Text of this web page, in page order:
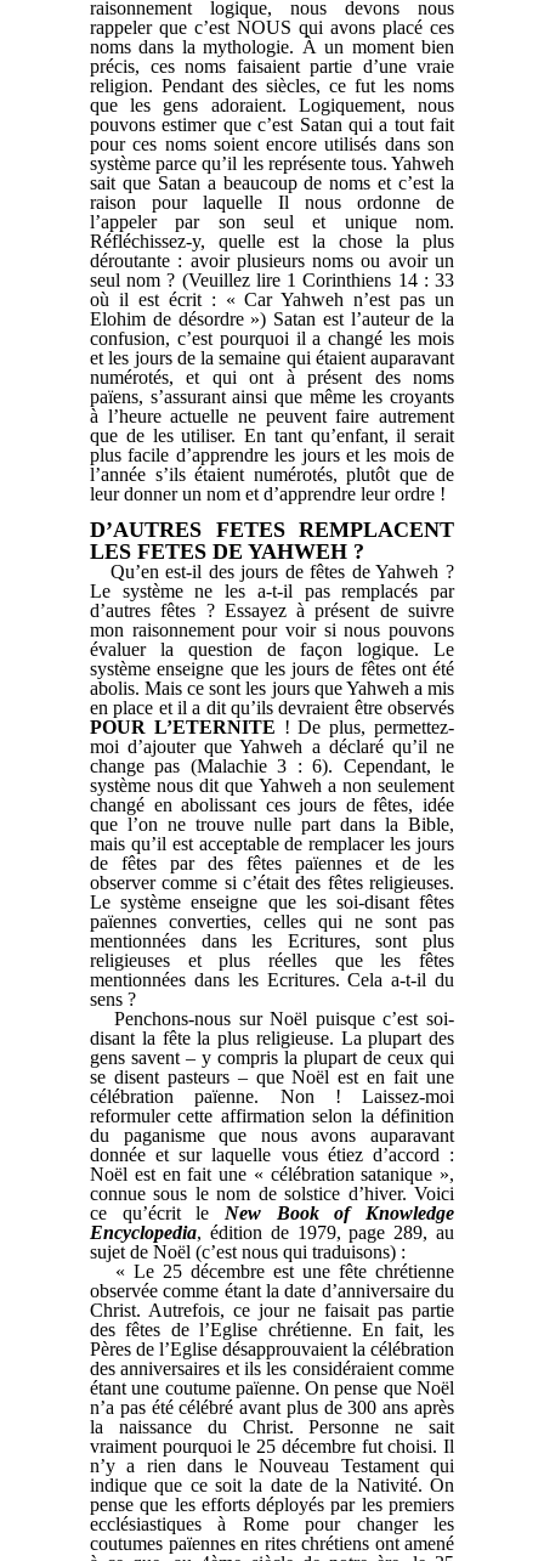
raisonnement logique, nous devons nous
rappeler que c’est NOUS qui avons placé ces
noms dans la mythologie. À un moment bien
précis, ces noms faisaient partie d’une vraie
religion. Pendant des siècles, ce fut les noms
que les gens adoraient. Logiquement, nous
pouvons estimer que c’est Satan qui a tout fait
pour ces noms soient encore utilisés dans son
système parce qu’il les représente tous. Yahweh
sait que Satan a beaucoup de noms et c’est la
raison pour laquelle Il nous ordonne de
l’appeler par son seul et unique nom.
Réfléchissez-y, quelle est la chose la plus
déroutante : avoir plusieurs noms ou avoir un
seul nom ? (Veuillez lire 1 Corinthiens 14 : 33
où il est écrit : « Car Yahweh n’est pas un
Elohim de désordre ») Satan est l’auteur de la
confusion, c’est pourquoi il a changé les mois
et les jours de la semaine qui étaient auparavant
numérotés, et qui ont à présent des noms
païens, s’assurant ainsi que même les croyants
à l’heure actuelle ne peuvent faire autrement
que de les utiliser. En tant qu’enfant, il serait
plus facile d’apprendre les jours et les mois de
l’année s’ils étaient numérotés, plutôt que de
leur donner un nom et d’apprendre leur ordre !
D’AUTRES FETES REMPLACENT
LES FETES DE YAHWEH ?
Qu’en est-il des jours de fêtes de Yahweh ?
Le système ne les a-t-il pas remplacés par
d’autres fêtes ? Essayez à présent de suivre
mon raisonnement pour voir si nous pouvons
évaluer la question de façon logique. Le
système enseigne que les jours de fêtes ont été
abolis. Mais ce sont les jours que Yahweh a mis
en place et il a dit qu’ils devraient être observés
POUR L’ETERNITE ! De plus, permettez-
moi d’ajouter que Yahweh a déclaré qu’il ne
change pas (Malachie 3 : 6). Cependant, le
système nous dit que Yahweh a non seulement
changé en abolissant ces jours de fêtes, idée
que l’on ne trouve nulle part dans la Bible,
mais qu’il est acceptable de remplacer les jours
de fêtes par des fêtes païennes et de les
observer comme si c’était des fêtes religieuses.
Le système enseigne que les soi-disant fêtes
païennes converties, celles qui ne sont pas
mentionnées dans les Ecritures, sont plus
religieuses et plus réelles que les fêtes
mentionnées dans les Ecritures. Cela a-t-il du
sens ?
Penchons-nous sur Noël puisque c’est soi-
disant la fête la plus religieuse. La plupart des
gens savent – y compris la plupart de ceux qui
se disent pasteurs – que Noël est en fait une
célébration païenne. Non ! Laissez-moi
reformuler cette affirmation selon la définition
du paganisme que nous avons auparavant
donnée et sur laquelle vous étiez d’accord :
Noël est en fait une « célébration satanique »,
connue sous le nom de solstice d’hiver. Voici
ce qu’écrit le New Book of Knowledge
Encyclopedia, édition de 1979, page 289, au
sujet de Noël (c’est nous qui traduisons) :
« Le 25 décembre est une fête chrétienne
observée comme étant la date d’anniversaire du
Christ. Autrefois, ce jour ne faisait pas partie
des fêtes de l’Eglise chrétienne. En fait, les
Pères de l’Eglise désapprouvaient la célébration
des anniversaires et ils les considéraient comme
étant une coutume païenne. On pense que Noël
n’a pas été célébré avant plus de 300 ans après
la naissance du Christ. Personne ne sait
vraiment pourquoi le 25 décembre fut choisi. Il
n’y a rien dans le Nouveau Testament qui
indique que ce soit la date de la Nativité. On
pense que les efforts déployés par les premiers
ecclésiastiques à Rome pour changer les
coutumes païennes en rites chrétiens ont amené